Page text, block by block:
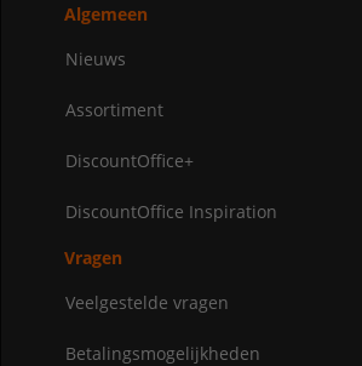
Algemeen
Nieuws
Assortiment
DiscountOffice+
DiscountOffice Inspiration
Vragen
Veelgestelde vragen
Betalingsmogelijkheden